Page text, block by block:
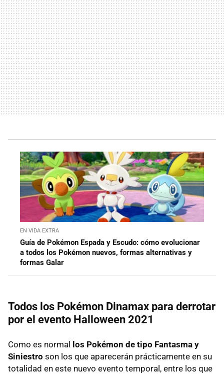
EN VIDA EXTRA
Guía de Pokémon Espada y Escudo: cómo evolucionar
a todos los Pokémon nuevos, formas alternativas y
formas Galar
Todos los Pokémon Dinamax para derrotar
por el evento Halloween 2021
Como es normal los Pokémon de tipo Fantasma y
Siniestro son los que aparecerán prácticamente en su
totalidad en este nuevo evento temporal, entre los que